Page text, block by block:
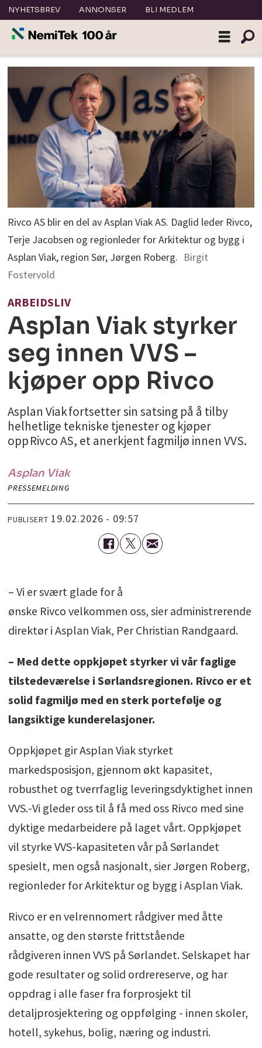
NYHETSBREV ANNONSER BLI MEDLEM
Rivco AS blir en del av Asplan Viak AS. Daglid leder Rivco,
Terje Jacobsen og regionleder for Arkitektur og bygg i
Asplan Viak, region Sør, Jørgen Roberg. Birgit
Fostervold
ARBEIDSLIV
Asplan Viak styrker
seg innen VVS –
kjøper opp Rivco
Asplan Viak fortsetter sin satsing på å tilby
helhetlige tekniske tjenester og kjøper
opp Rivco AS, et anerkjent fagmiljø innen VVS.
Asplan Viak
PRESSEMELDING
PUBLISERT 19.02.2026 - 09:57
– Vi er svært glade for å
ønske Rivco velkommen oss, sier administrerende
direktør i Asplan Viak, Per Christian Randgaard.
– Med dette oppkjøpet styrker vi vår faglige
tilstedeværelse i Sørlandsregionen. Rivco er et
solid fagmiljø med en sterk portefølje og
langsiktige kunderelasjoner.
Oppkjøpet gir Asplan Viak styrket
markedsposisjon, gjennom økt kapasitet,
robusthet og tverrfaglig leveringsdyktighet innen
VVS.-Vi gleder oss til å få med oss Rivco med sine
dyktige medarbeidere på laget vårt. Oppkjøpet
vil styrke VVS-kapasiteten vår på Sørlandet
spesielt, men også nasjonalt, sier Jørgen Roberg,
regionleder for Arkitektur og bygg i Asplan Viak.
Rivco er en velrennomert rådgiver med åtte
ansatte, og den største frittstående
rådgiveren innen VVS på Sørlandet. Selskapet har
gode resultater og solid ordrereserve, og har
oppdrag i alle faser fra forprosjekt til
detaljprosjektering og oppfølging - innen skoler,
hotell, sykehus, bolig, næring og industri.